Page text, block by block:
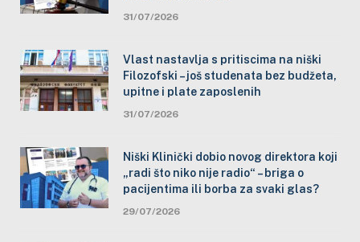
31/07/2026
Vlast nastavlja s pritiscima na niški
Filozofski – još studenata bez budžeta,
upitne i plate zaposlenih
31/07/2026
Niški Klinički dobio novog direktora koji
„radi što niko nije radio“ – briga o
pacijentima ili borba za svaki glas?
29/07/2026